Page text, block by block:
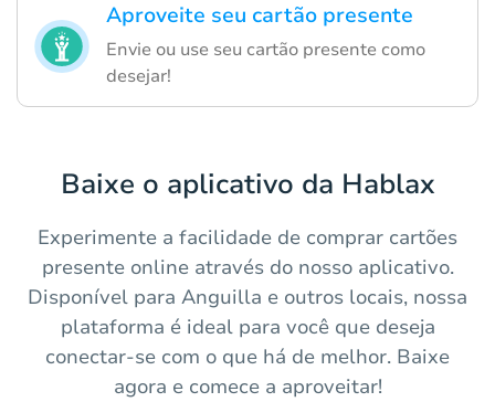
Aproveite seu cartão presente
Envie ou use seu cartão presente como
desejar!
Baixe o aplicativo da Hablax
Experimente a facilidade de comprar cartões
presente online através do nosso aplicativo.
Disponível para Anguilla e outros locais, nossa
plataforma é ideal para você que deseja
conectar-se com o que há de melhor. Baixe
agora e comece a aproveitar!